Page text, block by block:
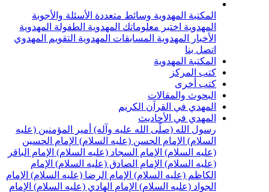
المكتبة المهدوية وسائط متعددة الأسئلة والأجوبة
المهدوية اختبر معلوماتك المهدوية الطفولة المهدوية
الأخبار المهدوية المسابقات المهدوية التقويم المهدوي
اتصل بنا
المكتبة المهدوية
كتب المركز
كتب أخرى
البحوث والمقالات
المهدي في القرآن الكريم
المهدي في الأحاديث
رسول الله (صلّى الله عليه وآله) أمير المؤمنين (عليه
السلام) الإمام الحسن (عليه السلام) الإمام الحسين
(عليه السلام) الإمام السجاد (عليه السلام) الإمام الباقر
(عليه السلام) الإمام الصادق (عليه السلام) الإمام
الكاظم (عليه السلام) الإمام الرضا (عليه السلام) الإمام
الجواد (عليه السلام) الإمام الهادي (عليه السلام) الإمام